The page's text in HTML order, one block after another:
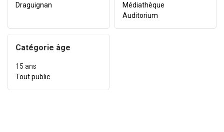
Draguignan
Médiathèque
Auditorium
Catégorie âge
15 ans
Tout public